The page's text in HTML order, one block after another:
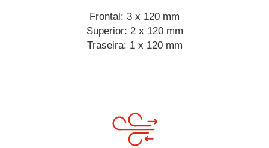
Frontal: 3 x 120 mm
Superior: 2 x 120 mm
Traseira: 1 x 120 mm